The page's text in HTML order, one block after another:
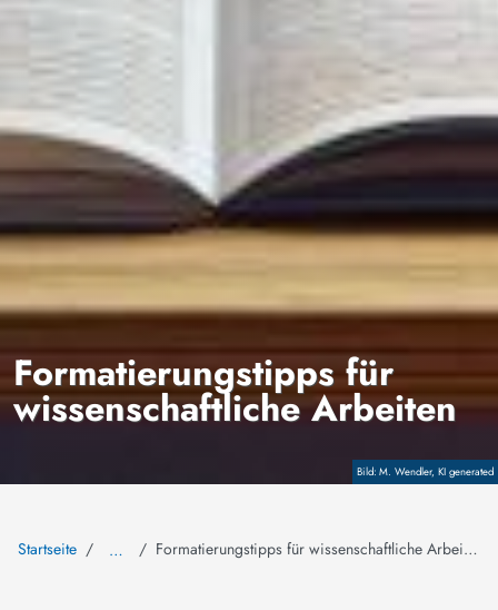
CopyrightM. Wendler, KI generated
Formatierungstipps für
wissenschaftliche Arbeiten
Startseite … Formatierungstipps für wissenschaftliche Arbeiten